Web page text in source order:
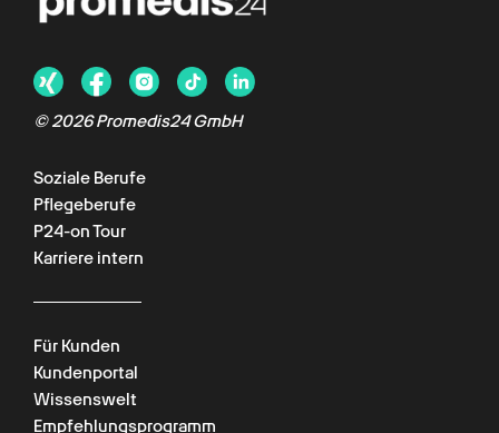
© 2026 Promedis24 GmbH
Soziale Berufe
Pflegeberufe
P24-on Tour
Karriere intern
Für Kunden
Kundenportal
Wissenswelt
Empfehlungsprogramm